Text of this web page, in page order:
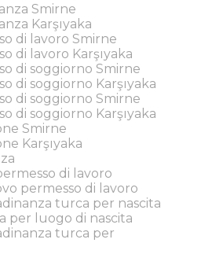
Smirne
Karşıyaka
di lavoro Smirne
di lavoro Karşıyaka
di soggiorno Smirne
di soggiorno Karşıyaka
di soggiorno Smirne
di soggiorno Karşıyaka
Smirne
Karşıyaka
di lavoro
permesso di lavoro
turca per nascita
per luogo di nascita
turca per